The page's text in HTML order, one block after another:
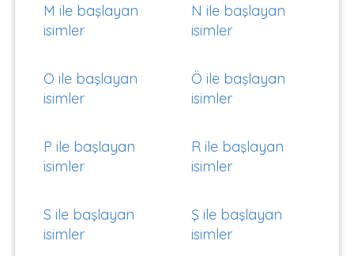
M ile başlayan
isimler
N ile başlayan
isimler
O ile başlayan
isimler
Ö ile başlayan
isimler
P ile başlayan
isimler
R ile başlayan
isimler
S ile başlayan
isimler
Ş ile başlayan
isimler